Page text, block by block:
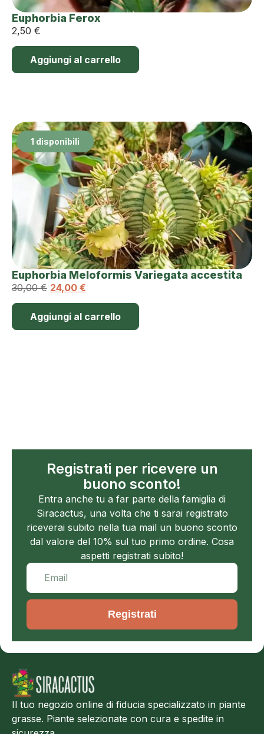
Euphorbia Ferox
2,50 €
Aggiungi al carrello
1 disponibili
Euphorbia Meloformis Variegata accestita
30,00€ 24,00 €
Aggiungi al carrello
Registrati per ricevere un
buono sconto!
Entra anche tu a far parte della famiglia di
Siracactus, una volta che ti sarai registrato
riceverai subito nella tua mail un buono sconto
dal valore del 10% sul tuo primo ordine. Cosa
aspetti registrati subito!
Registrati
Il tuo negozio online di fiducia specializzato in piante
grasse. Piante selezionate con cura e spedite in